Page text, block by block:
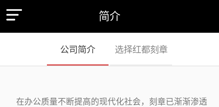
简介
公司简介 选择红都刻章
在办公质量不断提高的现代化社会，刻章已渐渐渗透